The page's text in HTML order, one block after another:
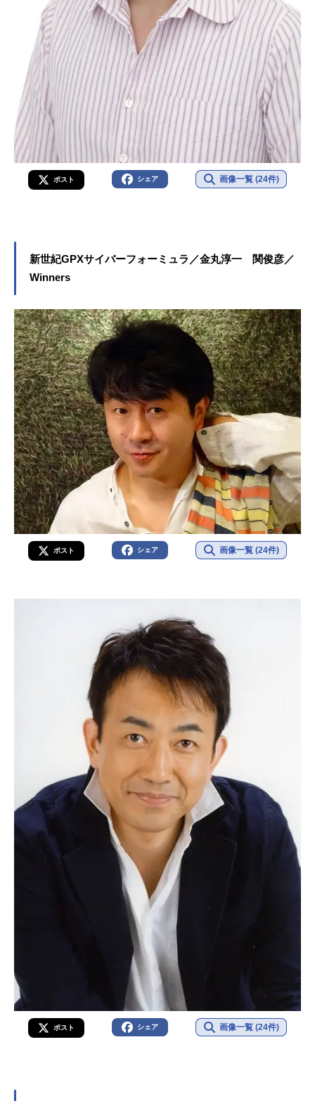
ポスト シェア 画像一覧 (24件)
新世紀GPXサイバーフォーミュラ／金丸淳一 関俊彦／
Winners
ポスト シェア 画像一覧 (24件)
ポスト シェア 画像一覧 (24件)